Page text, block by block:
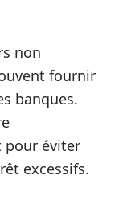
non
fournir
banques.
pour éviter
excessifs.